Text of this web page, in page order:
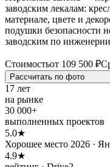
заводским лекалам:
материале, цвете и
подушки безопасности
заводским по
Стоимостьот 109 500 ₽
Рассчитать по фото
17 лет
на рынке
30 000+
выполненных проектов
5.0★
Хорошее место 2026 ·
4.9★